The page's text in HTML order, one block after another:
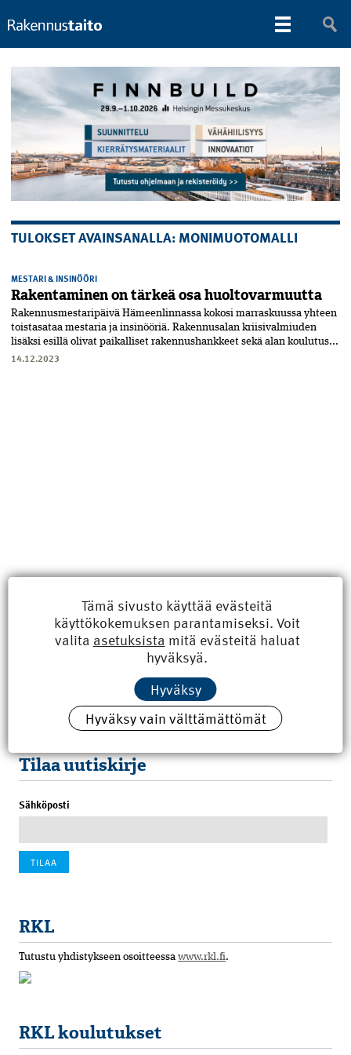
TULOKSET AVAINSANALLA: MONIMUOTOMALLI
MESTARI & INSINÖÖRI
Rakentaminen on tärkeä osa huoltovarmuutta
Rakennusmestaripäivä Hämeenlinnassa kokosi marraskuussa yhteen
toista­sataa mestaria ja insinööriä. Rakennus­alan kriisivalmiuden
lisäksi esillä olivat paikalliset rakennushankkeet sekä alan koulutus...
14.12.2023
Uusimmat
100 vuotta sitten: Rajajoen uusi rautatiesilta
4.6.2026 07:00
Tilaa uutiskirje
Sähköposti
RKL
Tutustu yhdistykseen osoitteessa www.rkl.fi.
RKL koulutukset
Tämä sivusto käyttää evästeitä
käyttökokemuksen parantamiseksi. Voit
valita asetuksista mitä evästeitä haluat
hyväksyä.
Hyväksy
Hyväksy vain välttämättömät